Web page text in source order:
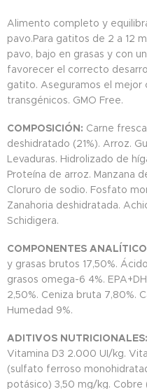
Alimento completo y
pavo.Para gatitos de 2 a 12
pavo, bajo en grasas y con
favorecer el correcto
gatito. Aseguramos el mejor
transgénicos. GMO Free.
COMPOSICIÓN: Carne
deshidratado (21%). Arroz.
Levaduras. Hidrolizado de
Proteína de arroz. Manzana
Cloruro de sodio. Fosfato
Zanahoria deshidratada.
Schidigera.
COMPONENTES
y grasas brutos 17,50%.
grasos omega-6 4%.
2,50%. Ceniza bruta 7,80%.
Humedad 9%.
ADITIVOS NUTRICIONALES:
Vitamina D3 2.000 UI/kg.
(sulfato ferroso
potásico) 3,50 mg/kg.